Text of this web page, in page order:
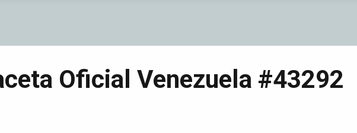
Oficial Venezuela #43292